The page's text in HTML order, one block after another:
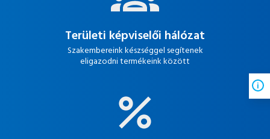
Területi képviselői hálózat
Szakembereink készséggel segítenek
eligazodni termékeink között